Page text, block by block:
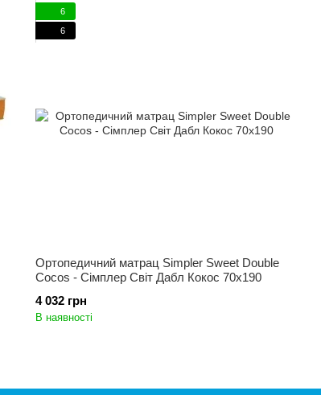
6
6
Ортопедичний матрац Simpler Sweet Double
Cocos - Сімплер Світ Дабл Кокос 70x190
4 032 грн
В наявності